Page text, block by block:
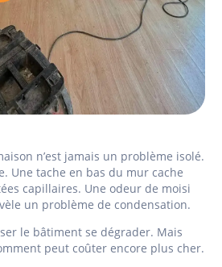
n’est jamais un problème isolé.
Une tache en bas du mur cache
capillaires. Une odeur de moisi
un problème de condensation.
le bâtiment se dégrader. Mais
peut coûter encore plus cher.